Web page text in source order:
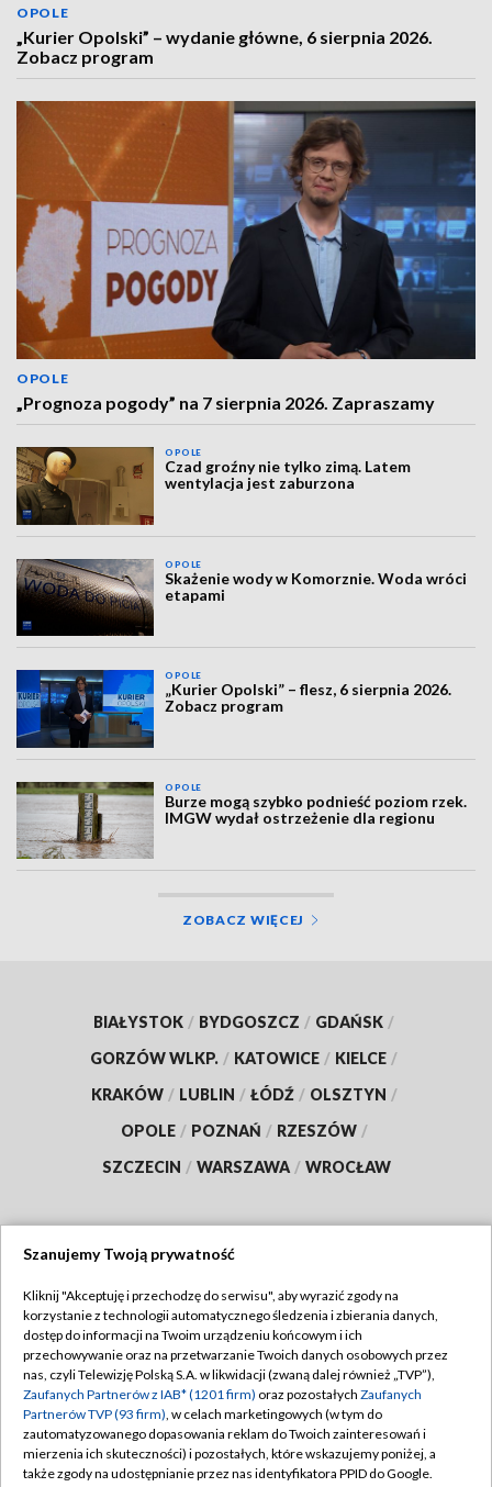
OPOLE
„Kurier Opolski” – wydanie główne, 6 sierpnia 2026.
Zobacz program
OPOLE
„Prognoza pogody” na 7 sierpnia 2026. Zapraszamy
OPOLE
Czad groźny nie tylko zimą. Latem
wentylacja jest zaburzona
OPOLE
Skażenie wody w Komorznie. Woda wróci
etapami
OPOLE
„Kurier Opolski” – flesz, 6 sierpnia 2026.
Zobacz program
OPOLE
Burze mogą szybko podnieść poziom rzek.
IMGW wydał ostrzeżenie dla regionu
ZOBACZ WIĘCEJ
BIAŁYSTOK / BYDGOSZCZ / GDAŃSK /
GORZÓW WLKP. / KATOWICE / KIELCE /
KRAKÓW / LUBLIN / ŁÓDŹ / OLSZTYN /
OPOLE / POZNAŃ / RZESZÓW /
SZCZECIN / WARSZAWA / WROCŁAW
TVP
Abonament TVP
Emisja w TVP
Centrum informacji TVP
Naziemna Telewizja Cyfrowa
Regulamin TVP
Polityka prywatności
Moje zgody
Pomoc
Szanujemy Twoją prywatność
Kliknij "Akceptuję i przechodzę do serwisu", aby wyrazić zgody na
korzystanie z technologii automatycznego śledzenia i zbierania danych,
dostęp do informacji na Twoim urządzeniu końcowym i ich
przechowywanie oraz na przetwarzanie Twoich danych osobowych przez
nas, czyli Telewizję Polską S.A. w likwidacji (zwaną dalej również „TVP”),
Zaufanych Partnerów z IAB* (1201 firm) oraz pozostałych Zaufanych
Partnerów TVP (93 firm), w celach marketingowych (w tym do
zautomatyzowanego dopasowania reklam do Twoich zainteresowań i
mierzenia ich skuteczności) i pozostałych, które wskazujemy poniżej, a
także zgody na udostępnianie przez nas identyfikatora PPID do Google.